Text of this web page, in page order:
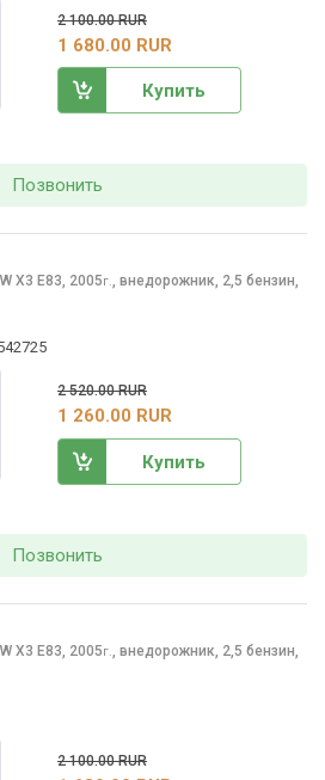
2 100.00 RUR
1 680.00 RUR
Купить
Позвонить
X3 E83, 2005г., внедорожник, 2,5 бензин,
2 520.00 RUR
1 260.00 RUR
Купить
Позвонить
X3 E83, 2005г., внедорожник, 2,5 бензин,
2 100.00 RUR